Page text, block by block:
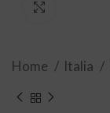
Home Italia